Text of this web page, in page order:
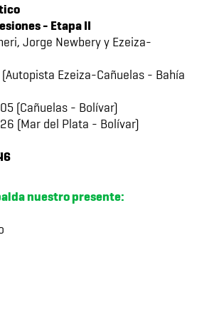
- Etapa II
Jorge Newbery y Ezeiza-
Ezeiza-Cañuelas - Bahía
(Cañuelas - Bolívar)
(Mar del Plata - Bolívar)
nuestro presente: